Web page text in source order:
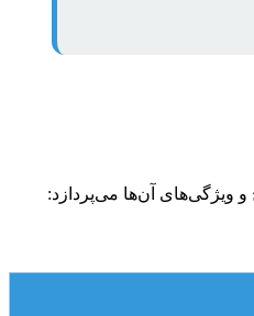
ویژگی‌های آن‌ها می‌پردازد: